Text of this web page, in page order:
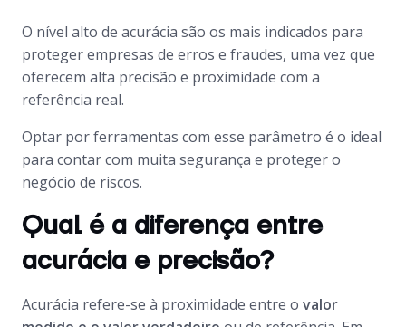
O nível alto de acurácia são os mais indicados para
proteger empresas de erros e fraudes, uma vez que
oferecem alta precisão e proximidade com a
referência real.
Optar por ferramentas com esse parâmetro é o ideal
para contar com muita segurança e proteger o
negócio de riscos.
Qual é a diferença entre
acurácia e precisão?
Acurácia refere-se à proximidade entre o valor